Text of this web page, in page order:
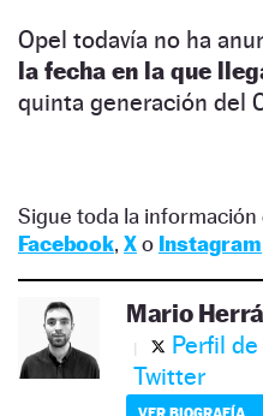
Opel todavía no ha
la fecha en la que
quinta generación del
Sigue toda la información
Facebook, Xo Instagram
Mario
Perfil
Twitter